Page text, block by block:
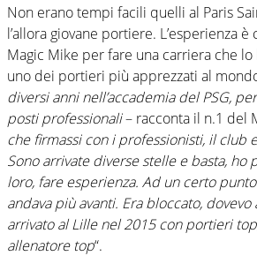
Non erano tempi facili quelli al Paris
l’allora giovane portiere. L’esperienza
Magic Mike per fare una carriera che
uno dei portieri più apprezzati al
diversi anni nell’accademia del PSG,
posti professionali– racconta il n.1 del
che firmassi con i professionisti, il club
Sono arrivate diverse stelle e basta, ho
loro, fare esperienza. Ad un certo
andava più avanti. Era bloccato,
arrivato al Lille nel 2015 con portieri
allenatore top“.